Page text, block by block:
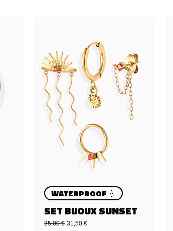
WATERPROOF 💧
SET BIJOUX SUNSET
Standardpreis
35,00 € Sale-Preis
31,50 €